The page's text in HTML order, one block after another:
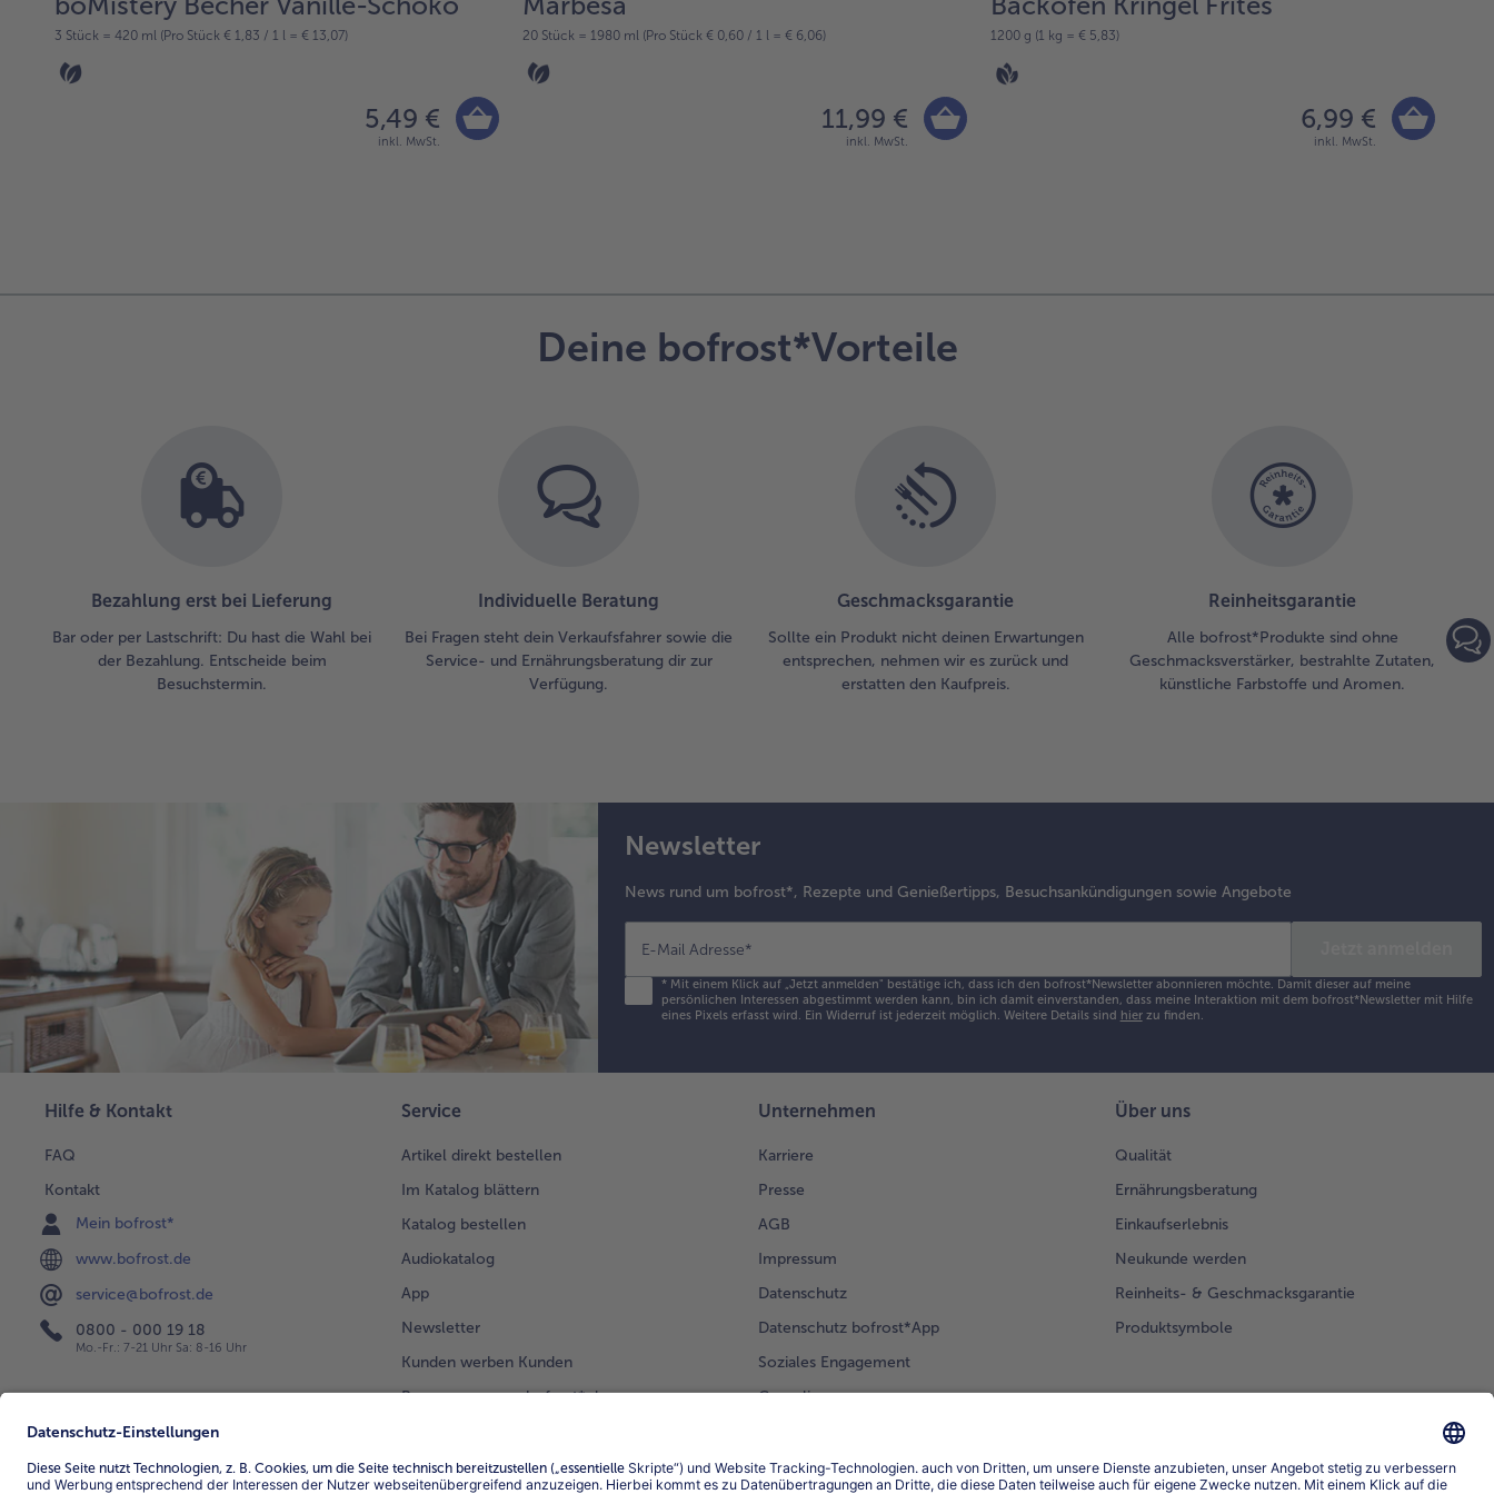
3 Stück = 420 ml (Pro Stück € 1,83 / 1 l = € 13,07)
5,49 €
inkl. MwSt.
20 Stück = 1980 ml (Pro Stück € 0,60 / 1 l = € 6,06)
11,99 €
inkl. MwSt.
1200 g (1 kg = € 5,83)
6,99 €
inkl. MwSt.
Deine bofrost*Vorteile
Bezahlung erst bei Lieferung
Bar oder per Lastschrift: Du hast die Wahl bei
der Bezahlung. Entscheide beim
Besuchstermin.
Individuelle Beratung
Bei Fragen steht dein Verkaufsfahrer sowie die
Service- und Ernährungsberatung dir zur
Verfügung.
Geschmacksgarantie
Sollte ein Produkt nicht deinen Erwartungen
entsprechen, nehmen wir es zurück und
erstatten den Kaufpreis.
Reinheitsgarantie
Alle bofrost*Produkte sind ohne
Geschmacksverstärker, bestrahlte Zutaten,
künstliche Farbstoffe und Aromen.
Newsletter
News rund um bofrost*, Rezepte und Genießertipps, Besuchsankündigungen sowie Angebote
E-Mail Adresse*
*Mit einem Klick auf „Jetzt anmelden" bestätige ich, dass ich den bofrost*Newsletter abonnieren möchte. Damit dieser auf meine
persönlichen Interessen abgestimmt werden kann, bin ich damit einverstanden, dass meine Interaktion mit dem bofrost*Newsletter mit Hilfe
eines Pixels erfasst wird. Ein Widerruf ist jederzeit möglich. Weitere Details sind hierzu finden.
Hilfe & Kontakt
FAQ
Kontakt
Mein bofrost*
www.bofrost.de
service@bofrost.de
0800 - 000 19 18
Mo.-Fr.: 7-21 Uhr Sa: 8-16 Uhr
Service
Artikel direkt bestellen
Im Katalog blättern
Katalog bestellen
Audiokatalog
App
Newsletter
Kunden werben Kunden
Bonusprogramm bofrost*plus.
Unternehmen
Karriere
Presse
AGB
Impressum
Datenschutz
Datenschutz bofrost*App
Soziales Engagement
Compliance
Barrierefreiheit
Über uns
Qualität
Ernährungsberatung
Einkaufserlebnis
Neukunde werden
Reinheits- & Geschmacksgarantie
Produktsymbole